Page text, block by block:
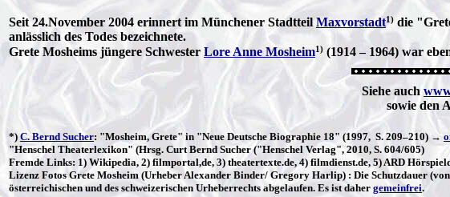
Seit 24.November 2004 erinnert im Münchener StadtteilMaxvorstadt1) die
anlässlich des Todes bezeichnete.
Grete Mosheims jüngere Schwester Lore Anne Mosheim1) (1914 – 1964) war
Siehe auch
sowie den
*) C. Bernd Sucher: "Mosheim, Grete" in "Neue Deutsche Biographie 18" (1997, S. 209–210) →
"Henschel Theaterlexikon" (Hrsg. Curt Bernd Sucher ("Henschel Verlag", 2010, S. 604/605)
Fremde Links: 1) Wikipedia, 2) filmportal,de, 3) theatertexte.de, 4) filmdienst.de, 5) ARD
Lizenz Fotos Grete Mosheim (Urheber Alexander Binder/ Gregory Harlip) : Die Schutzdauer
österreichischen und des schweizerischen Urheberrechts abgelaufen. Es ist daher gemeinfrei.